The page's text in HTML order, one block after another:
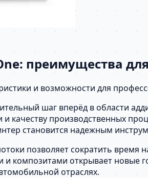
преимущества
и возможности для
шаг вперёд в области
производственных
становится надежным
позволяет сократить
открывает новые
отраслях.